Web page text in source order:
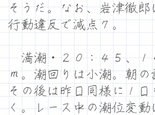
そうだ。なお、岩津徹
行動違反で減点７。
満潮・２０：４５、１
ｍ。潮回りは小潮。朝
その後は昨日同様に１
く。レース中の潮位変